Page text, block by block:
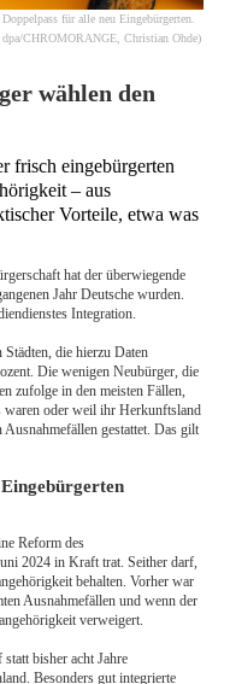
für alle neu Eingebürgerten.
dpa/CHROMORANGE, Christian Ohde)
wählen den
frisch eingebürgerten
– aus
Vorteile, etwa was
hat der überwiegende
Jahr Deutsche wurden.
Integration.
die hierzu Daten
Die wenigen Neubürger, die
zufolge in den meisten Fällen,
waren oder weil ihr Herkunftsland
gestattet. Das gilt
Reform des
2024 in Kraft trat. Seither darf,
behalten. Vorher war
Ausnahmefällen und wenn der
verweigert.
bisher acht Jahre
Besonders gut integrierte